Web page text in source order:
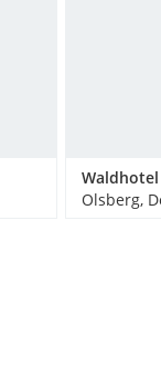
Olsberg,